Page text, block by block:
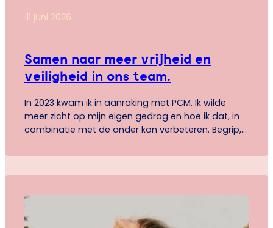
·11 juni 2026
Samen naar meer vrijheid en
veiligheid in ons team.
In 2023 kwam ik in aanraking met PCM. Ik wilde
meer zicht op mijn eigen gedrag en hoe ik dat, in
combinatie met de ander kon verbeteren. Begrip,
centraal. Al vanaf het begin was ik enthousiast: